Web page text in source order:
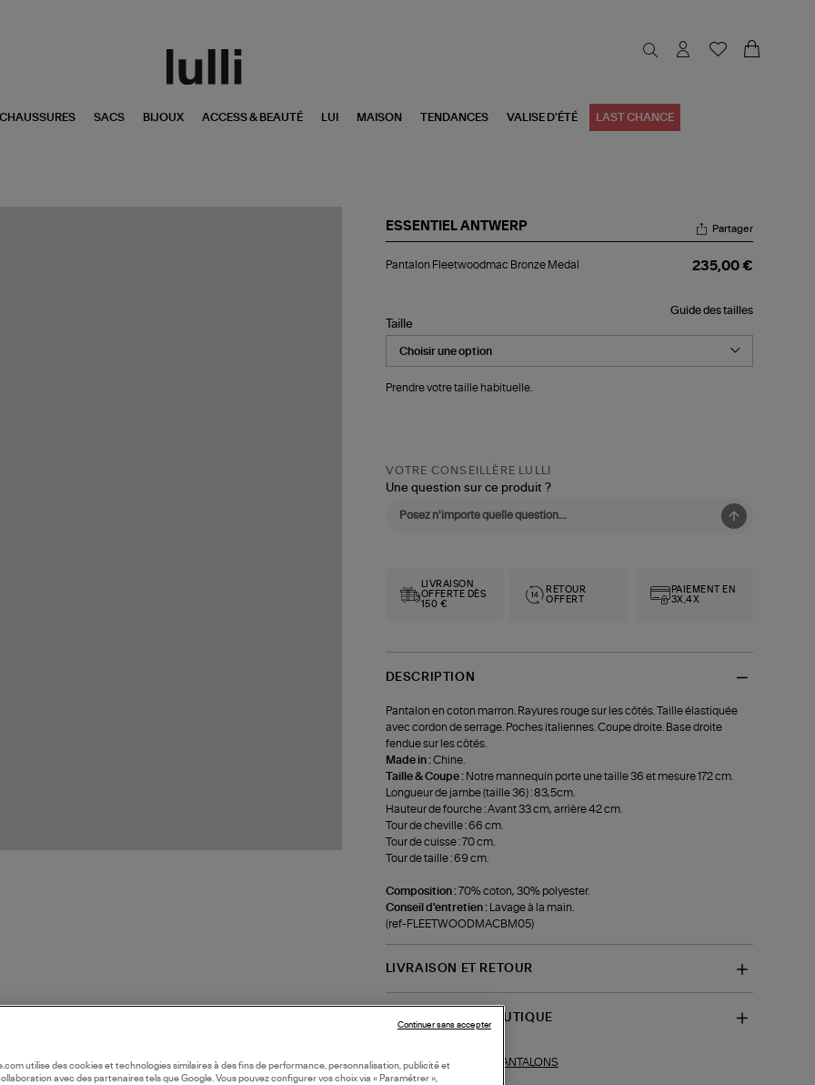
CHAUSSURES SACS BIJOUX ACCESS & BEAUTÉ LUI MAISON TENDANCES VALISE D'ÉTÉ LAST CHANCE
ESSENTIEL ANTWERP
Fleetwoodmac
Partager
Pantalon Fleetwoodmac Bronze Medal 235,00 €
Guide des tailles
Taille
Prendre votre taille habituelle.
VOTRE CONSEILLÈRE LULLI
Une question sur ce produit ?
LIVRAISON
OFFERTE DÈS
150 €
RETOUR
OFFERT
PAIEMENT EN
3X,4X
DESCRIPTION
Pantalon en coton marron. Rayures rouge sur les côtés. Taille élastiquée
avec cordon de serrage. Poches italiennes. Coupe droite. Base droite
fendue sur les côtés.
Made in :Chine.
Taille & Coupe : Notre mannequin porte une taille 36 et mesure 172 cm.
Longueur de jambe (taille 36) : 83,5cm.
Hauteur de fourche : Avant 33 cm, arrière 42 cm.
Tour de cheville : 66 cm.
Tour de cuisse : 70 cm.
Tour de taille : 69 cm.
Composition :70% coton, 30% polyester.
Conseil d'entretien :
Lavage à la main.
(ref-FLEETWOODMACBM05)
LIVRAISON ET RETOUR
DISPONIBILITÉ BOUTIQUE
Collections similaires : PANTALONS
utilise des cookies et technologies similaires à des fins de performance, personnalisation, publicité et
avec des partenaires tels que Google. Vous pouvez configurer vos choix via « Paramétrer »,
Continuer sans accepter